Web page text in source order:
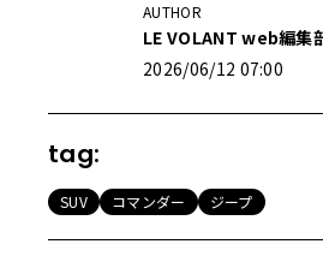
AUTHOR
LE VOLANT web編集
2026/06/12 07:00
tag:
SUV コマンダー ジープ